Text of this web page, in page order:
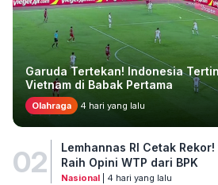
Garuda Tertekan! Indonesia
Vietnam di Babak Pertama
Olahraga 4 hari yang lalu
02
Lemhannas RI Cetak
Raih Opini WTP dari BPK
Nasional| 4 hari yang lalu